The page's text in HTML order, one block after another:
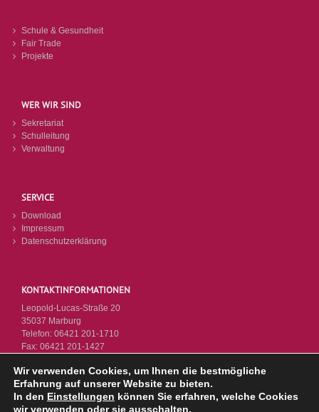
Schule & Gesundheit
Fair Trade
Projekte
WER WIR SIND
Sekretariat
Schulleitung
Verwaltung
SERVICE
Download
Impressum
Datenschutzerklärung
KONTAKTINFORMATIONEN
Leopold-Lucas-Straße 20
35037 Marburg
Telefon: 06421 201-1710
Fax: 06421 201-1427
Webseite:https://www.ksm-mr.de
Wir verwenden Cookies, um Ihnen die bestmögliche
Erfahrung auf unserer Website zu bieten.
In den Einstellungen können Sie erfahren, welche Cookies
wir verwenden oder sie ausschalten.